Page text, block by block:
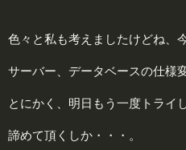
色々と私も考えましたけどね、
サーバー、データベースの仕様
とにかく、明日もう一度トライ
諦めて頂くしか・・・。